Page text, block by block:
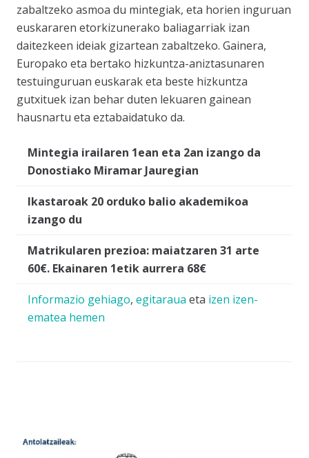
zabaltzeko asmoa du mintegiak, eta horien inguruan
euskararen etorkizunerako baliagarriak izan
daitezkeen ideiak gizartean zabaltzeko. Gainera,
Europako eta bertako hizkuntza-aniztasunaren
testuinguruan euskarak eta beste hizkuntza
gutxituek izan behar duten lekuaren gainean
hausnartu eta eztabaidatuko da.
Mintegia irailaren 1ean eta 2an izango da
Donostiako Miramar Jauregian
Ikastaroak 20 orduko balio akademikoa
izango du
Matrikularen prezioa: maiatzaren 31 arte
60€. Ekainaren 1etik aurrera 68€
Informazio gehiago, egitaraua eta izen izen-
ematea hemen